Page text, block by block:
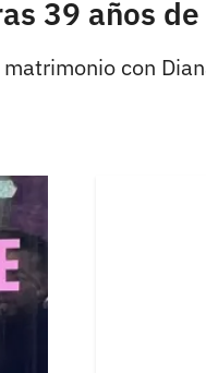
39 años de
con